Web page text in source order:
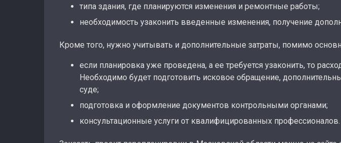
типа здания, где планируются изменения и ремонтные работы;
необходимость узаконить введенные изменения, получение
Кроме того, нужно учитывать и дополнительные затраты, помимо
если планировка уже проведена, а ее требуется узаконить, то
Необходимо будет подготовить исковое обращение,
суде;
подготовка и оформление документов контрольными органами;
консультационные услуги от квалифицированных профессионалов.